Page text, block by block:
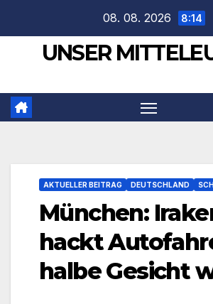
springen
08. 08. 2026 8:14
UNSER
AKTUELLER BEITRAG DEUTSCHLAND
München:
hackt
halbe Gesicht